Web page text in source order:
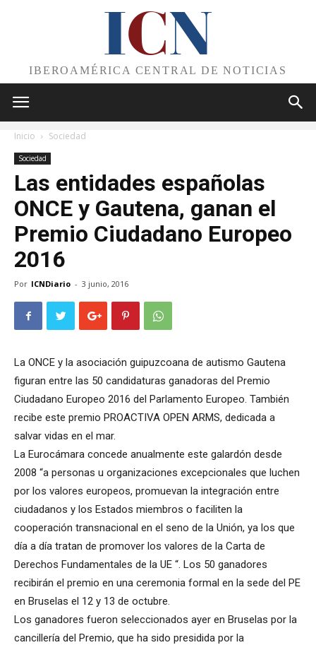
ICN
IBEROAMÉRICA CENTRAL DE NOTICIAS
Inicio Sociedad
Sociedad
Las entidades españolas
ONCE y Gautena, ganan el
Premio Ciudadano Europeo
2016
Por ICNDiario - 3 junio, 2016
La ONCE y la asociación guipuzcoana de autismo Gautena
figuran entre las 50 candidaturas ganadoras del Premio
Ciudadano Europeo 2016 del Parlamento Europeo. También
recibe este premio PROACTIVA OPEN ARMS, dedicada a
salvar vidas en el mar.
La Eurocámara concede anualmente este galardón desde
2008 “a personas u organizaciones excepcionales que luchen
por los valores europeos, promuevan la integración entre
ciudadanos y los Estados miembros o faciliten la
cooperación transnacional en el seno de la Unión, ya los que
día a día tratan de promover los valores de la Carta de
Derechos Fundamentales de la UE “. Los 50 ganadores
recibirán el premio en una ceremonia formal en la sede del PE
en Bruselas el 12 y 13 de octubre.
Los ganadores fueron seleccionados ayer en Bruselas por la
cancillería del Premio, que ha sido presidida por la